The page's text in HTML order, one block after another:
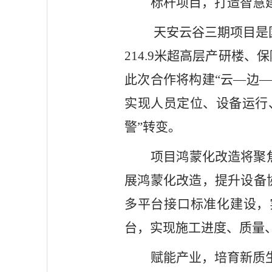
天安云谷三期项目
214.9米超高层产研楼、
此次合作将构建“云—边—
实现人员定位、设备运
警”转变。
项目鸿蒙化改造将聚
展鸿蒙化改造，提升设
多平台接口标准化建设
台，实现施工进度、质量
赋能产业，培育新质